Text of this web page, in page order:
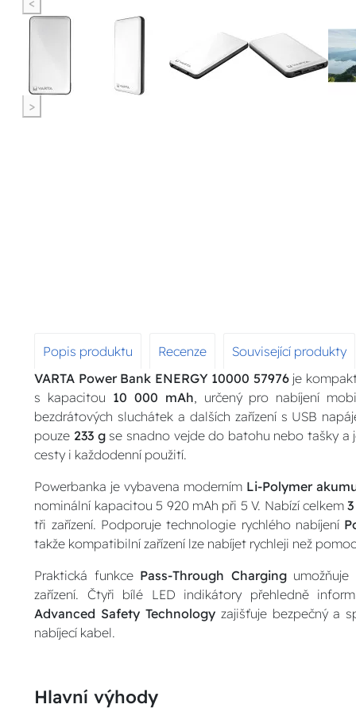
>
Popis produktu Recenze
Související produkty
VARTA Power Bank ENERGY 10000 57976je
s kapacitou 10 000 mAh, určený pro nabíjení
bezdrátových sluchátek a dalších zařízení s USB
pouze 233 gse snadno vejde do batohu nebo tašky a
cesty i každodenní použití.
Powerbanka je vybavena moderním Li-Polymer
nominální kapacitou 5 920 mAh při 5 V. Nabízí celkem
tři zařízení. Podporuje technologie rychlého nabíjení
takže kompatibilní zařízení lze nabíjet rychleji než
Praktická funkce Pass-Through Chargingumožňuje
zařízení. Čtyři bílé LED indikátory přehledně
Advanced Safety Technology zajišťuje bezpečný a
nabíjecí kabel.
Hlavní výhody